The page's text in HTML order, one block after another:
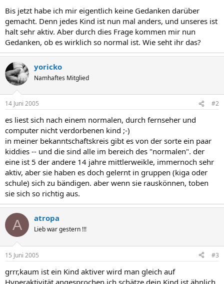
Bis jetzt habe ich mir eigentlich keine Gedanken darüber
gemacht. Denn jedes Kind ist nun mal anders, und unseres ist
halt sehr aktiv. Aber durch dies Frage kommen mir nun
Gedanken, ob es wirklich so normal ist. Wie seht ihr das?
yoricko
Namhaftes Mitglied
14 Juni 2005 #2
es liest sich nach einem normalen, durch fernseher und
computer nicht verdorbenen kind ;-)
in meiner bekanntschaftskreis gibt es von der sorte ein paar
kiddies -- und die sind alle im bereich des "normalen". der
eine ist 5 der andere 14 jahre mittlerweikle, immernoch sehr
aktiv, aber sie haben es doch gelernt in gruppen (kiga oder
schule) sich zu bändigen. aber wenn sie rauskönnen, toben
sie sich so richtig aus.
A atropa
Lieb war gestern !!!
15 Juni 2005 #3
grrr,kaum ist ein Kind aktiver wird man gleich auf
Hyperaktivität angesprochen.ich schätze,dein Kind ist ähnlich